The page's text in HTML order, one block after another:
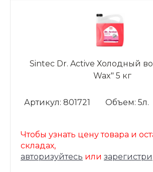
Sintec Dr. Active Холодный
Wax" 5 кг
Артикул: 801721 Объем: 5л.
Чтобы узнать цену товара и
складах,
авторизуйтесь или